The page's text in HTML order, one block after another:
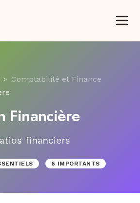
Comptabilité et Finance
Financière
financiers
6 IMPORTANTS